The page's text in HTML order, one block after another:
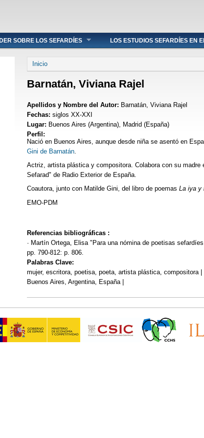
SOBRE LOS SEFARDÍES LOS ESTUDIOS SEFARDÍES EN
Se encuentra usted aquí
Inicio
Barnatán, Viviana Rajel
Apellidos y Nombre del Autor: Barnatán, Viviana Rajel
Fechas: siglos XX-XXI
Lugar: Buenos Aires (Argentina), Madrid (España)
Perfil:
Nació en Buenos Aires, aunque desde niña se asentó en
Gini de Barnatán
Actriz, artista plástica y compositora. Colabora con su madre
Sefarad" de Radio Exterior de España.
Coautora, junto con Matilde Gini, del libro de poemas La iya y
EMO-PDM
Referencias bibliográficas :
· Martín Ortega, Elisa "Para una nómina de poetisas
pp. 790-812: p. 806.
Palabras Clave:
mujer, escritora, poetisa, poeta, artista plástica, compositora
Buenos Aires, Argentina, España |